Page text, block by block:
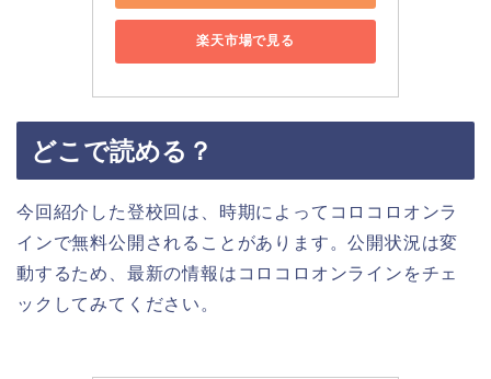
楽天市場で見る
どこで読める？
今回紹介した登校回は、時期によってコロコロオンラ
インで無料公開されることがあります。公開状況は変
動するため、最新の情報はコロコロオンラインをチェ
ックしてみてください。